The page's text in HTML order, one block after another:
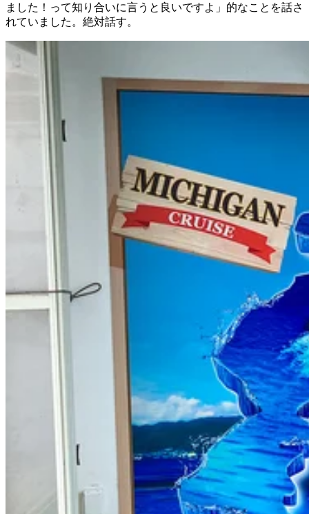
ました！って知り合いに言うと良いですよ」的なことを話さ
れていました。絶対話す。